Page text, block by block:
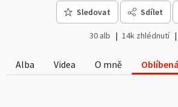
Sledovat Sdílet
30 alb 14k zhlédnutí
Alba Videa O mně